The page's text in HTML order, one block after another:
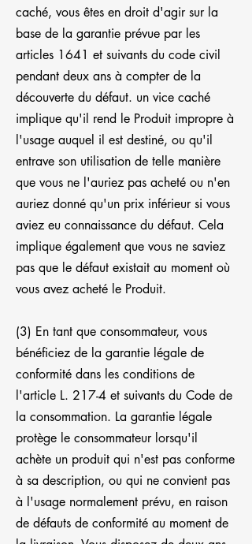
caché, vous êtes en droit d'agir sur la
base de la garantie prévue par les
articles 1641 et suivants du code civil
pendant deux ans à compter de la
découverte du défaut. un vice caché
implique qu'il rend le Produit impropre à
l'usage auquel il est destiné, ou qu'il
entrave son utilisation de telle manière
que vous ne l'auriez pas acheté ou n'en
auriez donné qu'un prix inférieur si vous
aviez eu connaissance du défaut. Cela
implique également que vous ne saviez
pas que le défaut existait au moment où
vous avez acheté le Produit.
(3) En tant que consommateur, vous
bénéficiez de la garantie légale de
conformité dans les conditions de
l'article L. 217-4 et suivants du Code de
la consommation. La garantie légale
protège le consommateur lorsqu'il
achète un produit qui n'est pas conforme
à sa description, ou qui ne convient pas
à l'usage normalement prévu, en raison
de défauts de conformité au moment de